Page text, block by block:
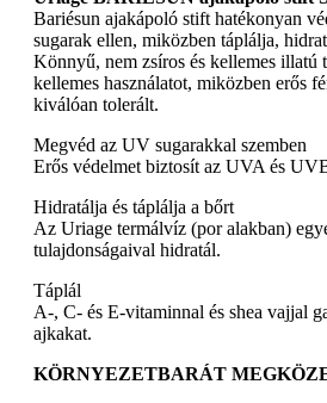
Bariésun ajakápoló stift hatékonyan
sugarak ellen, miközben táplálja,
Könnyű, nem zsíros és kellemes illatú
kellemes használatot, miközben erős
kiválóan tolerált.
Megvéd az UV sugarakkal szemben
Erős védelmet biztosít az UVA és
Hidratálja és táplálja a bőrt
Az Uriage termálvíz (por alakban)
tulajdonságaival hidratál.
Táplál
A-, C- és E-vitaminnal és shea vajjal
ajkakat.
KÖRNYEZETBARÁT